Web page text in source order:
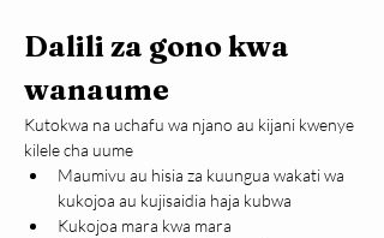
Dalili za gono kwa
wanaume
Kutokwa na uchafu wa njano au kijani kwenye
kilele cha uume
Maumivu au hisia za kuungua wakati wa
kukojoa au kujisaidia haja kubwa
Kukojoa mara kwa mara